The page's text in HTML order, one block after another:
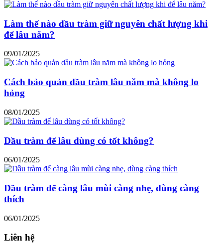
Làm thế nào dầu tràm giữ nguyên chất lượng khi
để lâu năm?
09/01/2025
Cách bảo quản dầu tràm lâu năm mà không lo
hỏng
08/01/2025
Dầu tràm để lâu dùng có tốt không?
06/01/2025
Dầu tràm để càng lâu mùi càng nhẹ, dùng càng
thích
06/01/2025
Liên hệ